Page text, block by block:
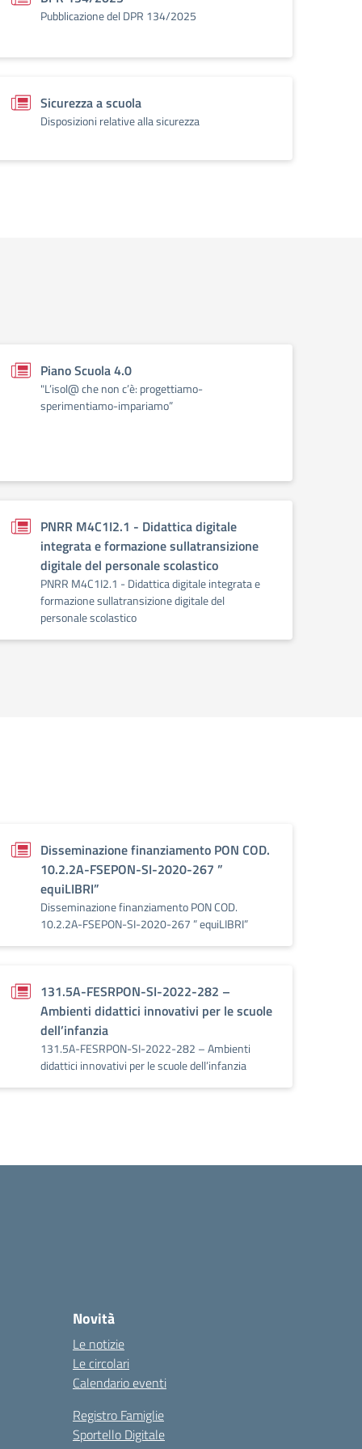
Pubblicazione del DPR 134/2025
Sicurezza a scuola
Disposizioni relative alla sicurezza
Piano Scuola 4.0
"L’isol@ che non c’è: progettiamo-
sperimentiamo-impariamo”
PNRR M4C1I2.1 - Didattica digitale
integrata e formazione sullatransizione
digitale del personale scolastico
PNRR M4C1I2.1 - Didattica digitale integrata e
formazione sullatransizione digitale del
personale scolastico
Disseminazione finanziamento PON COD.
10.2.2A-FSEPON-SI-2020-267 ”
equiLIBRI”
Disseminazione finanziamento PON COD.
10.2.2A-FSEPON-SI-2020-267 ” equiLIBRI”
131.5A-FESRPON-SI-2022-282 –
Ambienti didattici innovativi per le scuole
dell’infanzia
131.5A-FESRPON-SI-2022-282 – Ambienti
didattici innovativi per le scuole dell’infanzia
Novità
Le notizie
Le circolari
Calendario eventi
Registro Famiglie
Sportello Digitale